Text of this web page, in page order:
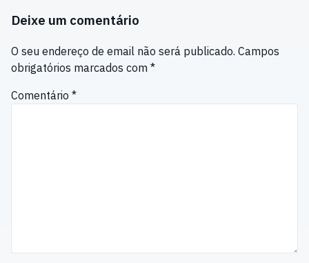
Deixe um comentário
O seu endereço de email não será publicado. Campos
obrigatórios marcados com *
Comentário *